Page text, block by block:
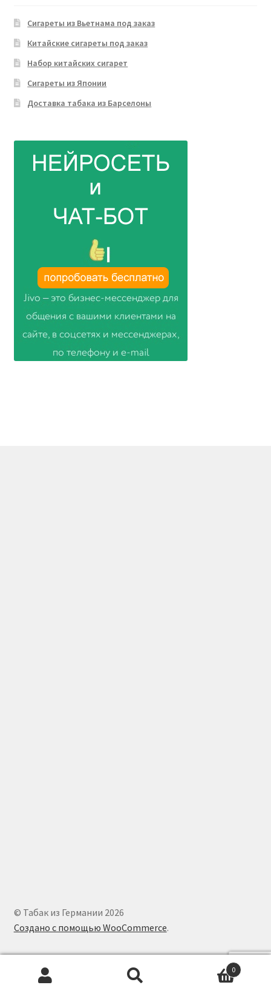
Сигареты из Вьетнама под заказ
Китайские сигареты под заказ
Набор китайских сигарет
Сигареты из Японии
Доставка табака из Барселоны
© Табак из Германии 2026
Создано с помощью WooCommerce.
0